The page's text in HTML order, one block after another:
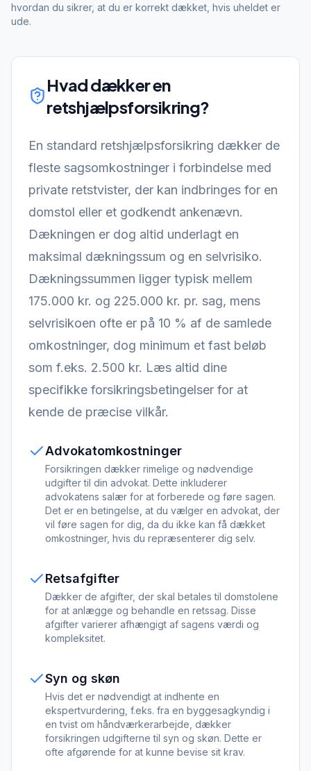
hvordan du sikrer, at du er korrekt dækket, hvis uheldet er
ude.
Hvad dækker en
retshjælpsforsikring?
En standard retshjælpsforsikring dækker de
fleste sagsomkostninger i forbindelse med
private retstvister, der kan indbringes for en
domstol eller et godkendt ankenævn.
Dækningen er dog altid underlagt en
maksimal dækningssum og en selvrisiko.
Dækningssummen ligger typisk mellem
175.000 kr. og 225.000 kr. pr. sag, mens
selvrisikoen ofte er på 10 % af de samlede
omkostninger, dog minimum et fast beløb
som f.eks. 2.500 kr. Læs altid dine
specifikke forsikringsbetingelser for at
kende de præcise vilkår.
Advokatomkostninger
Forsikringen dækker rimelige og nødvendige
udgifter til din advokat. Dette inkluderer
advokatens salær for at forberede og føre sagen.
Det er en betingelse, at du vælger en advokat, der
vil føre sagen for dig, da du ikke kan få dækket
omkostninger, hvis du repræsenterer dig selv.
Retsafgifter
Dækker de afgifter, der skal betales til domstolene
for at anlægge og behandle en retssag. Disse
afgifter varierer afhængigt af sagens værdi og
kompleksitet.
Syn og skøn
Hvis det er nødvendigt at indhente en
ekspertvurdering, f.eks. fra en byggesagkyndig i
en tvist om håndværkerarbejde, dækker
forsikringen udgifterne til syn og skøn. Dette er
ofte afgørende for at kunne bevise sit krav.